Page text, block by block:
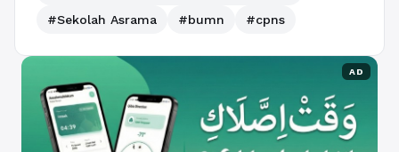
#Sekolah Asrama
#bumn #cpns
AD